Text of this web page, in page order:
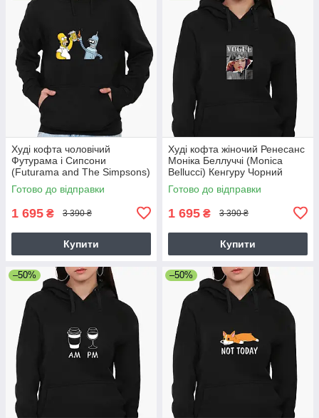
Худі кофта чоловічий
Футурама і Сипсони
(Futurama and The Simpsons)
Кенгуру Чорний
Готово до відправки
1 695 ₴ 3 390 ₴
Купити
Худі кофта жіночий Ренесанс
Моніка Беллуччі (Monica
Bellucci) Кенгуру Чорний
Готово до відправки
1 695 ₴ 3 390 ₴
Купити
–50% –50%